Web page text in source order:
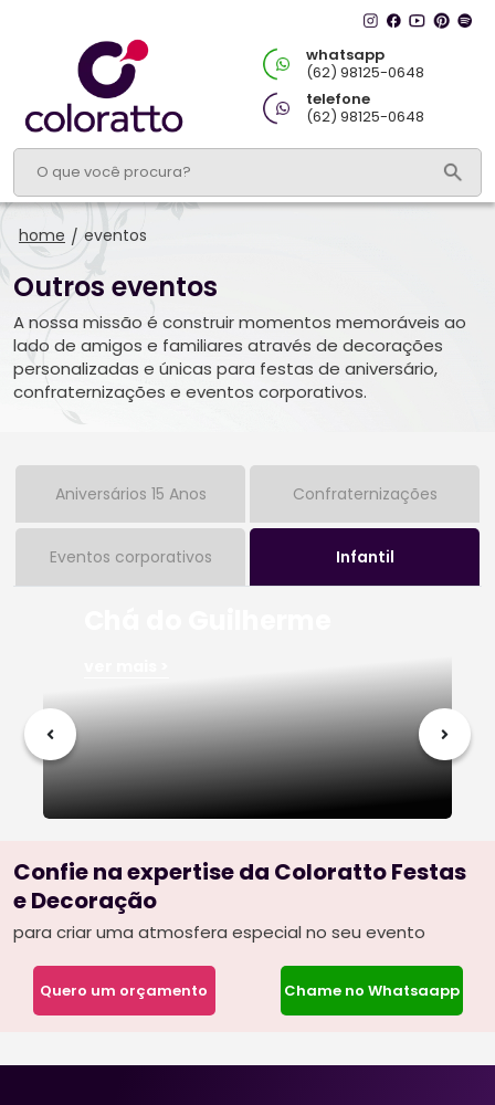
whatsapp
(62) 98125-0648
telefone
(62) 98125-0648
home / eventos
Outros eventos
A nossa missão é construir momentos memoráveis ao
lado de amigos e familiares através de decorações
personalizadas e únicas para festas de aniversário,
confraternizações e eventos corporativos.
Aniversários 15 Anos Confraternizações
Eventos corporativos Infantil
Confie na expertise da Coloratto Festas
e Decoração
para criar uma atmosfera especial no seu evento
Quero um orçamento Chame no Whatsaapp